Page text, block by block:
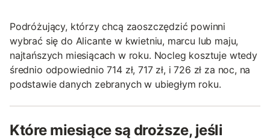
Podróżujący, którzy chcą zaoszczędzić powinni
wybrać się do Alicante w kwietniu, marcu lub maju,
najtańszych miesiącach w roku. Nocleg kosztuje wtedy
średnio odpowiednio 714 zł, 717 zł, i 726 zł za noc, na
podstawie danych zebranych w ubiegłym roku.
Które miesiące są droższe, jeśli